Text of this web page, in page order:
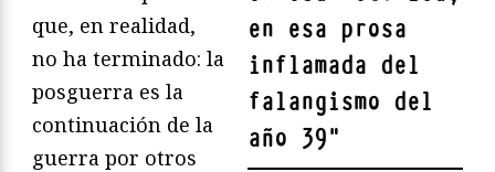
en esa prosa
inflamada del
falangismo del
año 39"
que, en realidad,
no ha terminado: la
posguerra es la
continuación de la
guerra por otros